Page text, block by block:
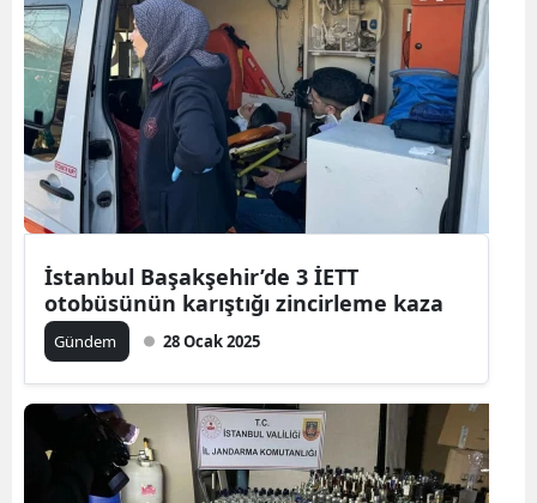
İstanbul Başakşehir’de 3 İETT
otobüsünün karıştığı zincirleme kaza
Gündem 28 Ocak 2025